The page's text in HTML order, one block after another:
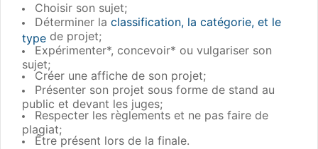
Choisir son sujet;
Déterminer la classification, la catégorie, et le
type de projet;
Expérimenter*, concevoir* ou vulgariser son
sujet;
Créer une affiche de son projet;
Présenter son projet sous forme de stand au
public et devant les juges;
Respecter les règlements et ne pas faire de
plagiat;
Être présent lors de la finale.